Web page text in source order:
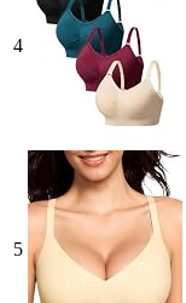
4
5